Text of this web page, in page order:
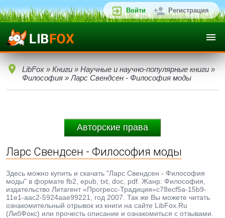
Войти Регистрация
LibFox » Книги » Научные и научно-популярные книги »
Философия » Ларс Свендсен - Философия моды
Авторские права
Ларс Свендсен - Философия моды
Здесь можно купить и скачать "Ларс Свендсен - Философия
моды" в формате fb2, epub, txt, doc, pdf. Жанр: Философия,
издательство Литагент «Прогресс-Традиция»c78ecf5a-15b9-
11e1-aac2-5924aae99221, год 2007. Так же Вы можете читать
ознакомительный отрывок из книги на сайте LibFox.Ru
(ЛибФокс) или прочесть описание и ознакомиться с отзывами.